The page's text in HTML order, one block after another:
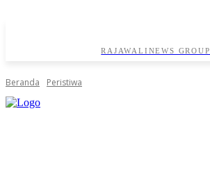
RAJAWALINEWS GROUP
Beranda Peristiwa